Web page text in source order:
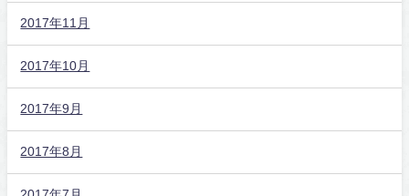
2017年11月
2017年10月
2017年9月
2017年8月